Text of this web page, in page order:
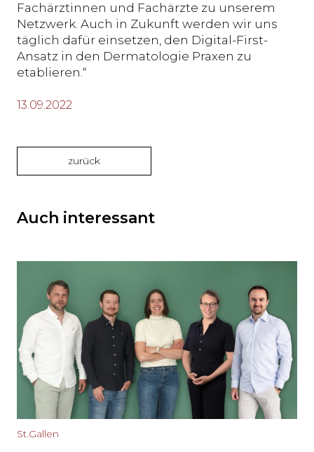
Fachärztinnen und Fachärzte zu unserem
Netzwerk. Auch in Zukunft werden wir uns
täglich dafür einsetzen, den Digital-First-
Ansatz in den Dermatologie Praxen zu
etablieren.“
13.09.2022
zurück
Auch interessant
St.Gallen